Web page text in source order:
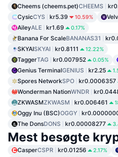
Cheems (cheems.pet)CHEEMS
CysicCYS kr5.39 10.59%
AileyALE kr1.69 0.17%
Banana For ScaleBANANAS31
SKYAISKYAI kr0.8111 12.22%
TaggerTAG kr0.007952 0.05%
Genius TerminalGENIUS kr2.25
Spores NetworkSPO kr0.0006357
Wonderman NationWNDR
ZKWASMZKWASM kr0.006461
Oggy Inu (BSC)OGGY
The DonsDONS kr0.00008277
Mest besøgte
CasperCSPR kr0.01256 2.17%